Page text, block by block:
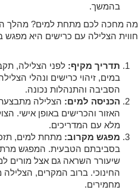
בהמשך.
מה מחכה לכם מתחת למים? מהלך
חווית הצלילה עם כרישים היא
תדריך מקיף: לפני הצלילה,
במים, זיהוי כרישים ונהלי
הסביבה והתנהלות נכונה.
הכניסה למים: הצלילה מתבצעת
האזור והכרישים באופן אישי.
מלא עם המדריכים.
מפגש מקרוב: מתחת למים,
בסביבתם הטבעית. המפגש
שיעורר השראה גם אצל מורים
החינוכי. ברוב המקרים, הצלילה
מחמירים.